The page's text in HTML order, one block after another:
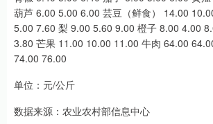
葫芦 6.00 5.00 6.00 芸豆（鲜食） 14.00
5.00 7.60 梨 9.00 5.60 9.00 橙子 8.00 4.00
3.80 芒果 11.00 10.00 11.00 牛肉 64.00
74.00 76.00
单位：元/公斤
数据来源：农业农村部信息中心